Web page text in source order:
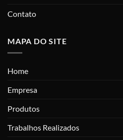
Contato
MAPA DO SITE
Home
Empresa
Produtos
Trabalhos Realizados